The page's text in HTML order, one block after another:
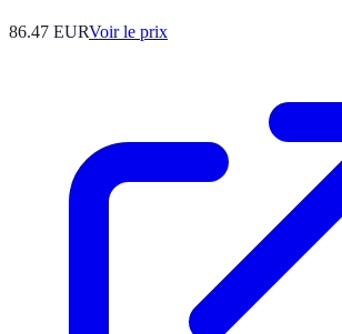
86.47 EURVoir le prix